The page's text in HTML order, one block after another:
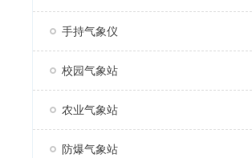
手持气象仪
校园气象站
农业气象站
防爆气象站